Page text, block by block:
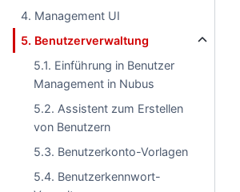
4. Management UI
5. Benutzerverwaltung
5.1. Einführung in Benutzer
Management in Nubus
5.2. Assistent zum Erstellen
von Benutzern
5.3. Benutzerkonto-Vorlagen
5.4. Benutzerkennwort-